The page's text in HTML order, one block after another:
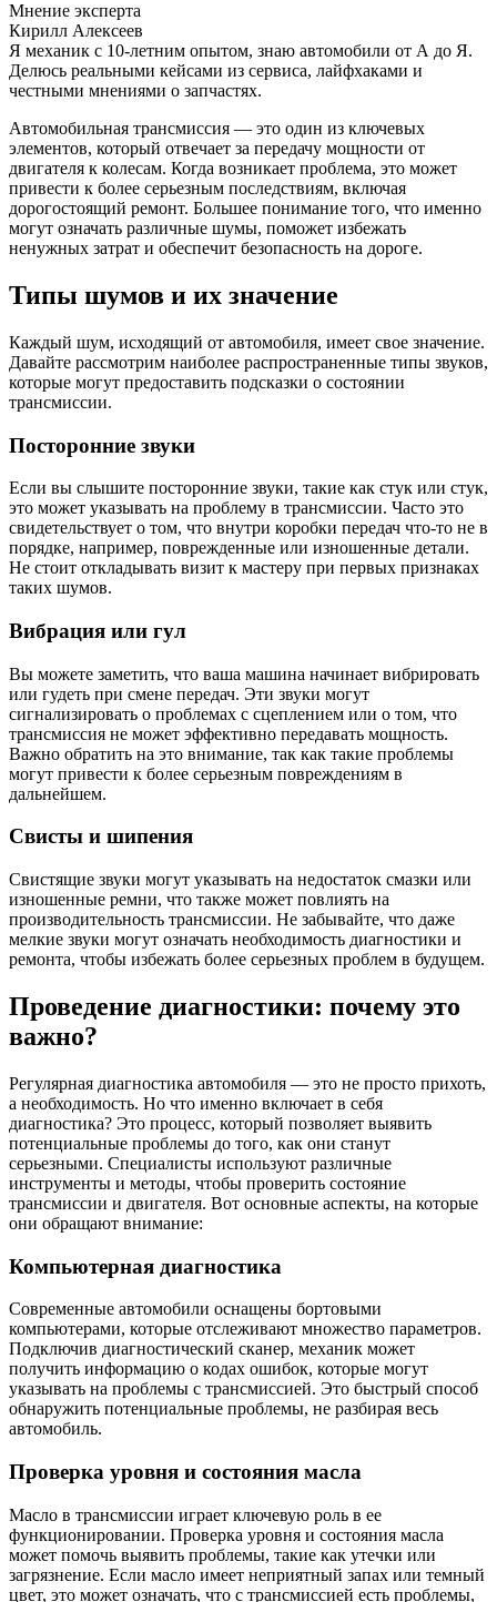
Мнение эксперта
Кирилл Алексеев
Я механик с 10-летним опытом, знаю автомобили от А до Я.
Делюсь реальными кейсами из сервиса, лайфхаками и
честными мнениями о запчастях.
Автомобильная трансмиссия — это один из ключевых
элементов, который отвечает за передачу мощности от
двигателя к колесам. Когда возникает проблема, это может
привести к более серьезным последствиям, включая
дорогостоящий ремонт. Большее понимание того, что именно
могут означать различные шумы, поможет избежать
ненужных затрат и обеспечит безопасность на дороге.
Типы шумов и их значение
Каждый шум, исходящий от автомобиля, имеет свое значение.
Давайте рассмотрим наиболее распространенные типы звуков,
которые могут предоставить подсказки о состоянии
трансмиссии.
Посторонние звуки
Если вы слышите посторонние звуки, такие как стук или стук,
это может указывать на проблему в трансмиссии. Часто это
свидетельствует о том, что внутри коробки передач что-то не в
порядке, например, поврежденные или изношенные детали.
Не стоит откладывать визит к мастеру при первых признаках
таких шумов.
Вибрация или гул
Вы можете заметить, что ваша машина начинает вибрировать
или гудеть при смене передач. Эти звуки могут
сигнализировать о проблемах с сцеплением или о том, что
трансмиссия не может эффективно передавать мощность.
Важно обратить на это внимание, так как такие проблемы
могут привести к более серьезным повреждениям в
дальнейшем.
Свисты и шипения
Свистящие звуки могут указывать на недостаток смазки или
изношенные ремни, что также может повлиять на
производительность трансмиссии. Не забывайте, что даже
мелкие звуки могут означать необходимость диагностики и
ремонта, чтобы избежать более серьезных проблем в будущем.
Проведение диагностики: почему это
важно?
Регулярная диагностика автомобиля — это не просто прихоть,
а необходимость. Но что именно включает в себя
диагностика? Это процесс, который позволяет выявить
потенциальные проблемы до того, как они станут
серьезными. Специалисты используют различные
инструменты и методы, чтобы проверить состояние
трансмиссии и двигателя. Вот основные аспекты, на которые
они обращают внимание:
Компьютерная диагностика
Современные автомобили оснащены бортовыми
компьютерами, которые отслеживают множество параметров.
Подключив диагностический сканер, механик может
получить информацию о кодах ошибок, которые могут
указывать на проблемы с трансмиссией. Это быстрый способ
обнаружить потенциальные проблемы, не разбирая весь
автомобиль.
Проверка уровня и состояния масла
Масло в трансмиссии играет ключевую роль в ее
функционировании. Проверка уровня и состояния масла
может помочь выявить проблемы, такие как утечки или
загрязнение. Если масло имеет неприятный запах или темный
цвет, это может означать, что с трансмиссией есть проблемы,